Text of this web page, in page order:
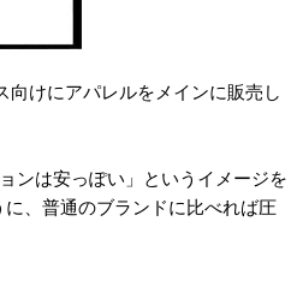
けにアパレルをメインに販売し
ンは安っぽい」というイメージを
に、普通のブランドに比べれば圧